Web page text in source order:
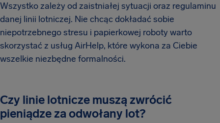
Wszystko zależy od zaistniałej sytuacji oraz regulaminu
danej linii lotniczej. Nie chcąc dokładać sobie
niepotrzebnego stresu i papierkowej roboty warto
skorzystać z usług AirHelp, które wykona za Ciebie
wszelkie niezbędne formalności.
Czy linie lotnicze muszą zwrócić
pieniądze za odwołany lot?